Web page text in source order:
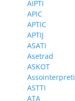
AIPTI
APIC
APTIC
APTIJ
ASATI
Asetrad
ASKOT
Assointerpreti
ASTTI
ATA